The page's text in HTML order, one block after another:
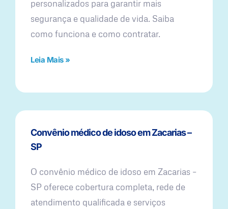
personalizados para garantir mais
segurança e qualidade de vida. Saiba
como funciona e como contratar.
Leia Mais »
Convênio médico de idoso em Zacarias –
SP
O convênio médico de idoso em Zacarias –
SP oferece cobertura completa, rede de
atendimento qualificada e serviços